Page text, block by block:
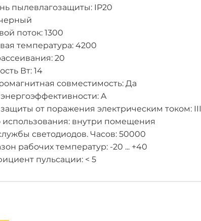
пылевлагозащиты: IP20
поток: 1300
температура: 4200
20
Вт: 14
совместимость: Да
энергоэффективности: A
защиты от поражения электрическим током: III
использования: внутри помещения
светодиодов. Часов: 50000
рабочих температур: -20 ... +40
пульсации: < 5